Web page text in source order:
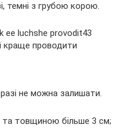
темні з грубою корою.
разі не можна залишати.
товщиною більше 3 см;